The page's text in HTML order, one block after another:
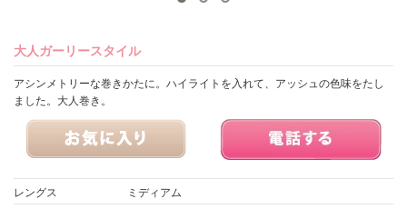
大人ガーリースタイル
アシンメトリーな巻きかたに。ハイライトを入れて、アッシュの色味をたし
ました。大人巻き。
レングス
ミディアム